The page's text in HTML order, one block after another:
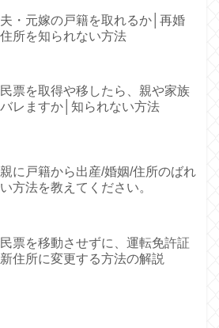
・元嫁の戸籍を取れるか│再婚
所を知られない方法
票を取得や移したら、親や家族
レますか│知られない方法
に戸籍から出産/婚姻/住所のばれ
方法を教えてください。
票を移動させずに、運転免許証
住所に変更する方法の解説